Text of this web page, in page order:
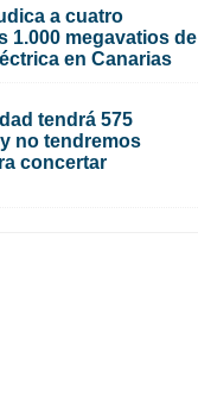
a cuatro
1.000 megavatios de
en Canarias
tendrá 575
no tendremos
concertar